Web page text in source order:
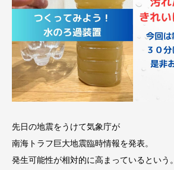
先日の地震をうけて気象庁が
南海トラフ巨大地震臨時情報を発表。
発生可能性が相対的に高まっているという。